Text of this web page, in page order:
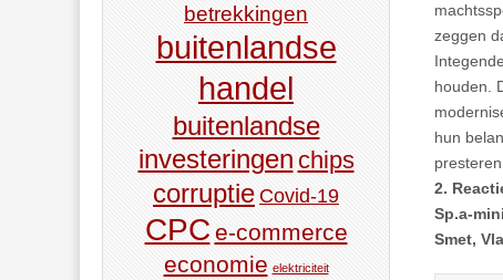
zeggen
houden.
hun
presteren.
2.
Sp.a-
Smet,
betrekkingen
buitenlandse
handel
buitenlandse
investeringen chips
corruptie Covid-19
CPC e-commerce
economie elektriciteit